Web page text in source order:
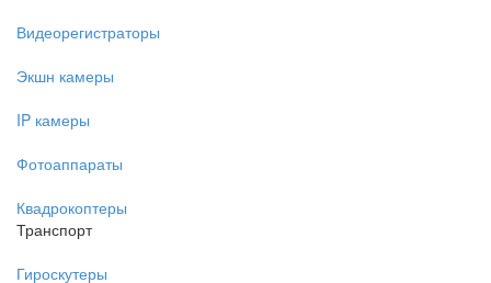
Видеорегистраторы
Экшн камеры
IP камеры
Фотоаппараты
Квадрокоптеры
Транспорт
Гироскутеры